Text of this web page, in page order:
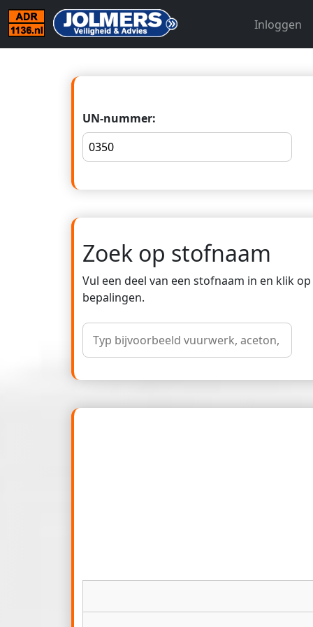
Inloggen
UN-nummer:
Zoek op stofnaam
Vul een deel van een stofnaam in en klik
bepalingen.